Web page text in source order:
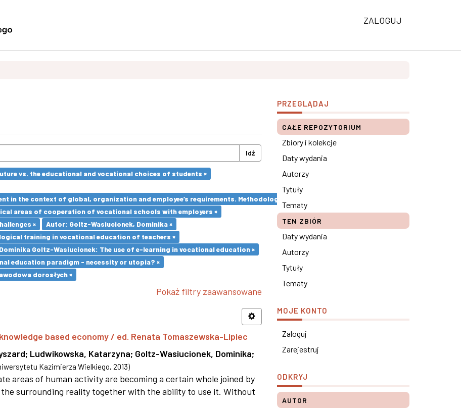
ZALOGUJ
Idź
vs. the educational and vocational choices of students ×
in the context of global, organization and employee’s requirements. Methodological remarks ×
areas of cooperation of vocational schools with employers ×
×
Autor: Goltz-Wasiucionek, Dominika ×
training in vocational education of teachers ×
Goltz-Wasiucionek: The use of e-learning in vocational education ×
education paradigm - necessity or utopia? ×
dorosłych ×
Pokaż filtry zaawansowane
based economy / ed. Renata Tomaszewska-Lipiec
; Ludwikowska, Katarzyna; Goltz-Wasiucionek, Dominika;
Kazimierza Wielkiego, 2013)
areas of human activity are becoming a certain whole joined by
surrounding reality together with the ability to use it. Without
PRZEGLĄDAJ
CAŁE REPOZYTORIUM
Zbiory i kolekcje
Daty wydania
Autorzy
Tytuły
Tematy
TEN ZBIÓR
Daty wydania
Autorzy
Tytuły
Tematy
MOJE KONTO
Zaloguj
Zarejestruj
ODKRYJ
AUTOR